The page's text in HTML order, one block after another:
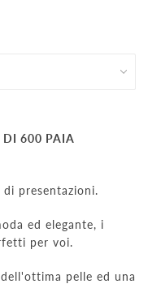
DI 600 PAIA
presentazioni.
ed elegante, i
per voi.
pelle ed una